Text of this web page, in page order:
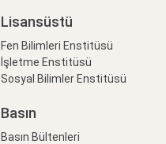
Lisansüstü
Fen Bilimleri Enstitüsü
İşletme Enstitüsü
Sosyal Bilimler Enstitüsü
Basın
Basın Bültenleri